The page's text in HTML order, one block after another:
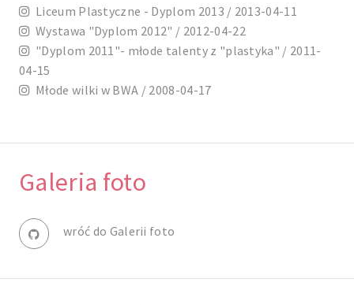
Liceum Plastyczne - Dyplom 2013 / 2013-04-11
Wystawa "Dyplom 2012" / 2012-04-22
"Dyplom 2011"- młode talenty z "plastyka" / 2011-
04-15
Młode wilki w BWA / 2008-04-17
Galeria foto
wróć do Galerii foto